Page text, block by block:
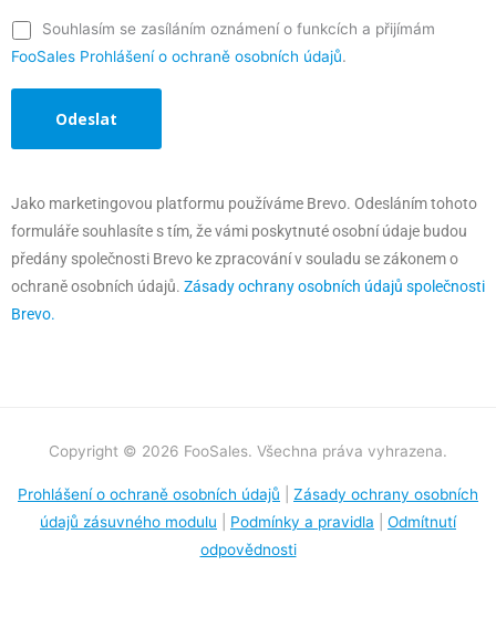
Souhlasím se zasíláním oznámení o funkcích a přijímám
FooSales Prohlášení o ochraně osobních údajů.
Jako marketingovou platformu používáme Brevo. Odesláním tohoto
formuláře souhlasíte s tím, že vámi poskytnuté osobní údaje budou
předány společnosti Brevo ke zpracování v souladu se zákonem o
ochraně osobních údajů. Zásady ochrany osobních údajů společnosti
Brevo.
Copyright © 2026 FooSales. Všechna práva vyhrazena.
Prohlášení o ochraně osobních údajů
Zásady ochrany osobních
údajů zásuvného modulu
Podmínky a pravidla
Odmítnutí
odpovědnosti